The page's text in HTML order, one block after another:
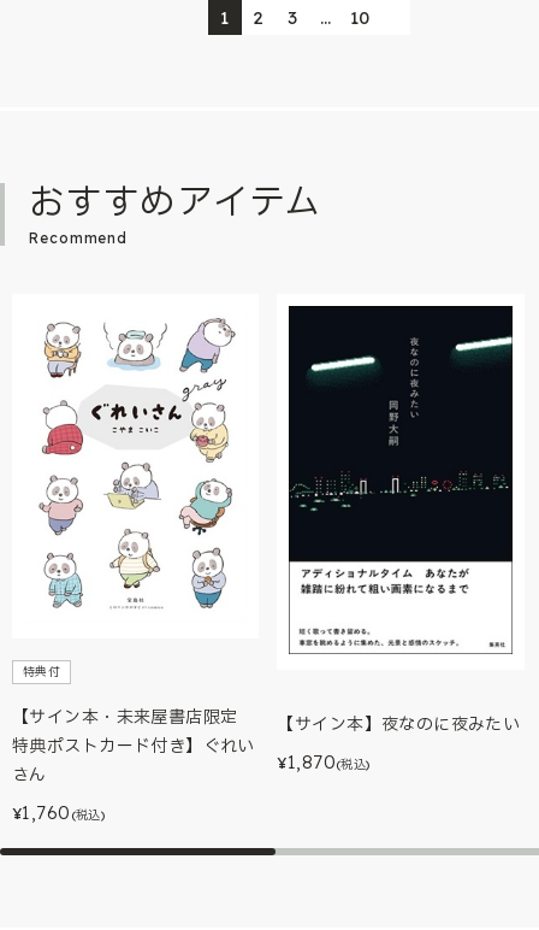
1 2 3 … 10
おすすめアイテム
Recommend
特典付
【サイン本・未来屋書店限定
特典ポストカード付き】ぐれい
さん
¥1,760 (税込)
【サイン本】夜なのに夜みたい
¥1,870(税込)